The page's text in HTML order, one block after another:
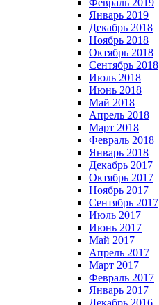
Февраль 2019
Январь 2019
Декабрь 2018
Ноябрь 2018
Октябрь 2018
Сентябрь 2018
Июль 2018
Июнь 2018
Май 2018
Апрель 2018
Март 2018
Февраль 2018
Январь 2018
Декабрь 2017
Октябрь 2017
Ноябрь 2017
Сентябрь 2017
Июль 2017
Июнь 2017
Май 2017
Апрель 2017
Март 2017
Февраль 2017
Январь 2017
Декабрь 2016